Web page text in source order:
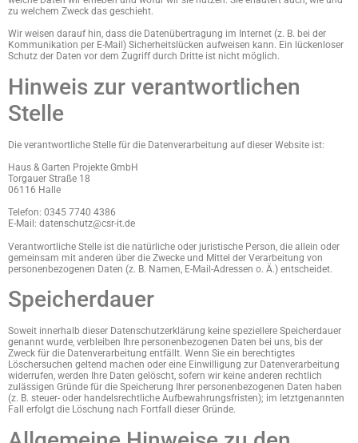
zu welchem Zweck das geschieht.
Wir weisen darauf hin, dass die Datenübertragung im Internet (z. B. bei der
Kommunikation per E-Mail) Sicherheitslücken aufweisen kann. Ein lückenloser
Schutz der Daten vor dem Zugriff durch Dritte ist nicht möglich.
Hinweis zur verantwortlichen
Stelle
Die verantwortliche Stelle für die Datenverarbeitung auf dieser Website ist:
Haus & Garten Projekte GmbH
Torgauer Straße 18
06116 Halle
Telefon: 0345 7740 4386
E-Mail: datenschutz@csr-it.de
Verantwortliche Stelle ist die natürliche oder juristische Person, die allein oder
gemeinsam mit anderen über die Zwecke und Mittel der Verarbeitung von
personenbezogenen Daten (z. B. Namen, E-Mail-Adressen o. Ä.) entscheidet.
Speicherdauer
Soweit innerhalb dieser Datenschutzerklärung keine speziellere Speicherdauer
genannt wurde, verbleiben Ihre personenbezogenen Daten bei uns, bis der
Zweck für die Datenverarbeitung entfällt. Wenn Sie ein berechtigtes
Löschersuchen geltend machen oder eine Einwilligung zur Datenverarbeitung
widerrufen, werden Ihre Daten gelöscht, sofern wir keine anderen rechtlich
zulässigen Gründe für die Speicherung Ihrer personenbezogenen Daten haben
(z. B. steuer- oder handelsrechtliche Aufbewahrungsfristen); im letztgenannten
Fall erfolgt die Löschung nach Fortfall dieser Gründe.